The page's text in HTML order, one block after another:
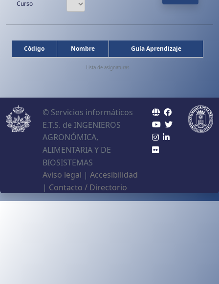
Curso
Lista de asignaturas
Código Nombre Guía Aprendizaje
© Servicios informáticos
E.T.S. de INGENIEROS
AGRONÓMICA,
ALIMENTARIA Y DE
BIOSISTEMAS
Aviso legal | Accesibilidad
| Contacto / Directorio